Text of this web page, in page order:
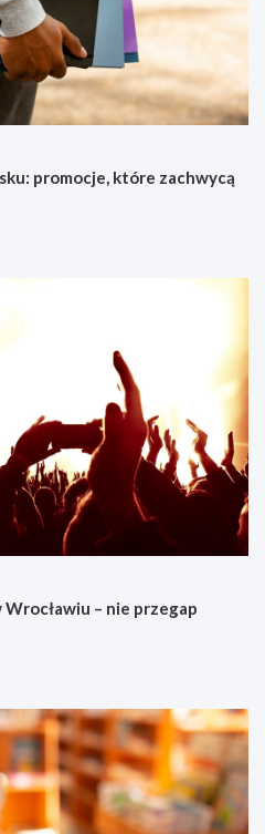
promocje, które zachwycą
– nie przegap